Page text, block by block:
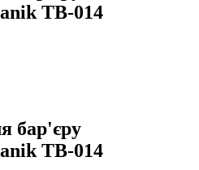
TB-014
бар'єру
TB-014